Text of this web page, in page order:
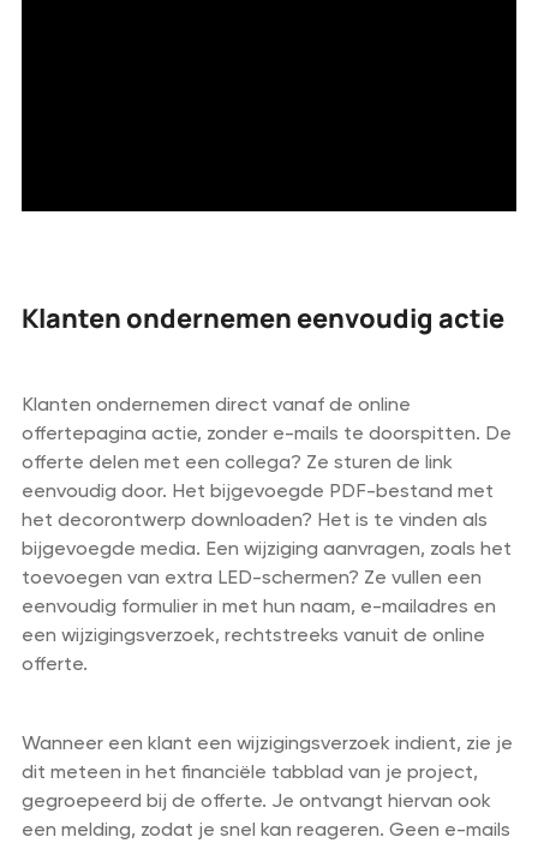
Klanten ondernemen eenvoudig actie
Klanten ondernemen direct vanaf de online
offertepagina actie, zonder e-mails te doorspitten. De
offerte delen met een collega? Ze sturen de link
eenvoudig door. Het bijgevoegde PDF-bestand met
het decorontwerp downloaden? Het is te vinden als
bijgevoegde media. Een wijziging aanvragen, zoals het
toevoegen van extra LED-schermen? Ze vullen een
eenvoudig formulier in met hun naam, e-mailadres en
een wijzigingsverzoek, rechtstreeks vanuit de online
offerte.
Wanneer een klant een wijzigingsverzoek indient, zie je
dit meteen in het financiële tabblad van je project,
gegroepeerd bij de offerte. Je ontvangt hiervan ook
een melding, zodat je snel kan reageren. Geen e-mails